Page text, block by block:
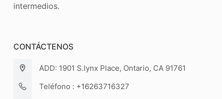
intermedios.
CONTÁCTENOS
ADD: 1901 S.lynx Place, Ontario, CA 91761
Teléfono : +16263716327